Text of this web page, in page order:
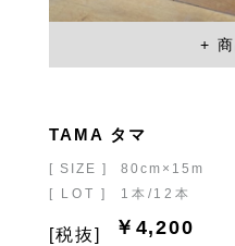
TAMA タマ
[ SIZE ]
80cm×15m
[ LOT ]
1本/12本
￥4,200
[税抜]